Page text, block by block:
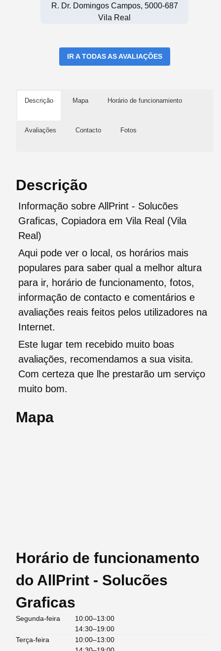
R. Dr. Domingos Campos, 5000-687
Vila Real
IR A TODAS AS AVALIAÇÕES
Descrição Mapa Horário de funcionamiento
Avaliações Contacto Fotos
Descrição
Informação sobre AllPrint - Solucões
Graficas, Copiadora em Vila Real (Vila
Real)
Aqui pode ver o local, os horários mais
populares para saber qual a melhor altura
para ir, horário de funcionamento, fotos,
informação de contacto e comentários e
avaliações reais feitos pelos utilizadores na
Internet.
Este lugar tem recebido muito boas
avaliações, recomendamos a sua visita.
Com certeza que lhe prestarão um serviço
muito bom.
Mapa
Horário de funcionamento
do AllPrint - Solucões
Graficas
Segunda-feira
10:00–13:00
14:30–19:00
Terça-feira
10:00–13:00